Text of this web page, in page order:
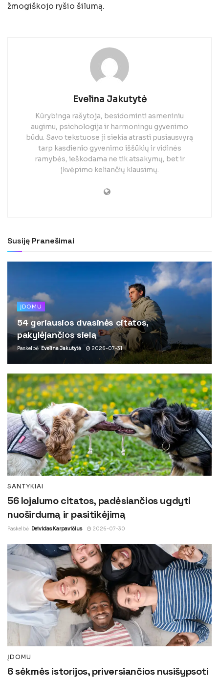
žmogiškojo ryšio šilumą.
Evelina Jakutytė
Kūrybinga rašytoja, besidominti asmeniniu
augimu, psichologija ir harmoningu gyvenimo
būdu. Savo tekstuose ji siekia atrasti pusiausvyrą
tarp kasdienio gyvenimo iššūkių ir vidinės
ramybės, ieškodama ne tik atsakymų, bet ir
įkvėpimo keliančių klausimų.
Susiję Pranešimai
ĮDOMU
54 geriausios dvasinės citatos,
pakylėjančios sielą
Paskelbė Evelina Jakutytė 2026-07-31
SANTYKIAI
56 lojalumo citatos, padėsiančios ugdyti
nuoširdumą ir pasitikėjimą
Paskelbė Deividas Karpavičius 2026-07-30
ĮDOMU
6 sėkmės istorijos, priversiančios nusišypsoti